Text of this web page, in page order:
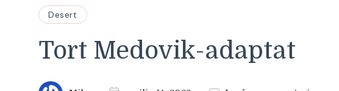
Desert
Tort Medovik-adaptat